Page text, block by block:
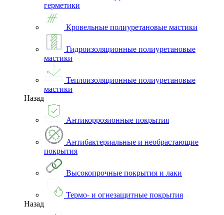
герметики
Кровельные полиуретановые мастики
Гидроизоляционные полиуретановые
мастики
Теплоизоляционные полиуретановые
мастики
Назад
Антикоррозионные покрытия
Антибактериальные и необрастающие
покрытия
Высокопрочные покрытия и лаки
Термо- и огнезащитные покрытия
Назад